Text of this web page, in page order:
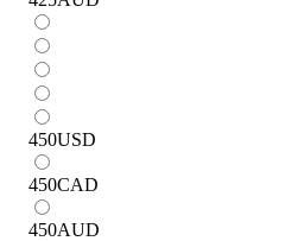
450USD
450CAD
450AUD